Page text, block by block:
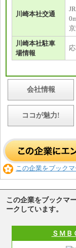
川崎本社交通
川崎本社駐車
場情報
会社情報
ココが魅力!
この企業をブックマ
この企業をブックマ
ークしています。
ＳＭＢ